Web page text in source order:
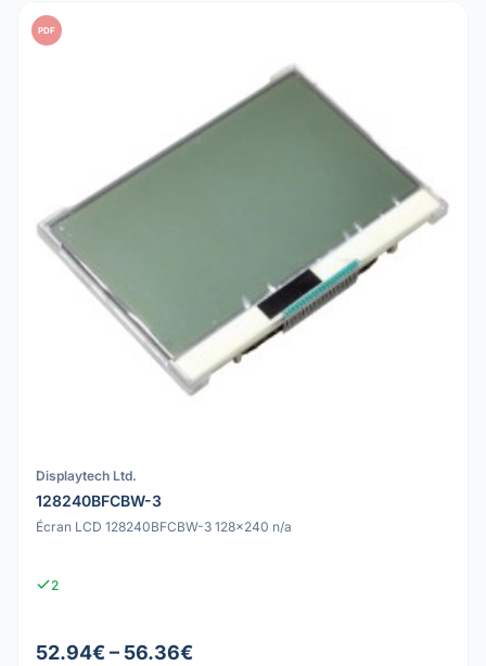
PDF
Displaytech Ltd.
128240BFCBW-3
Écran LCD 128240BFCBW-3 128x240 n/a
2
52.94€ – 56.36€